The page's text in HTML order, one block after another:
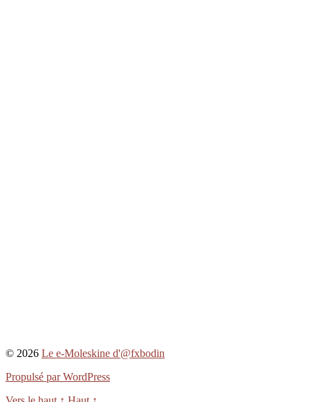
© 2026 Le e-Moleskine d'@fxbodin
Propulsé par WordPress